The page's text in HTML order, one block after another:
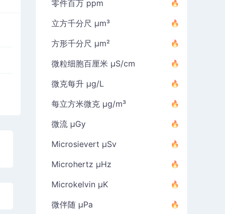
零件百万 ppm
立方千分尺 µm³
方形千分尺 µm²
微粒细胞百厘米 µS/cm
微克每升 µg/L
每立方米微克 µg/m³
微流 µGy
Microsievert µSv
Microhertz µHz
Microkelvin µK
微伴随 µPa